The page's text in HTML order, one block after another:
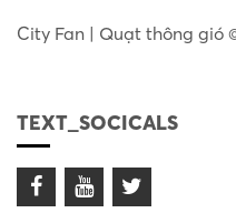
City Fan | Quạt thông gió
TEXT_SOCICALS